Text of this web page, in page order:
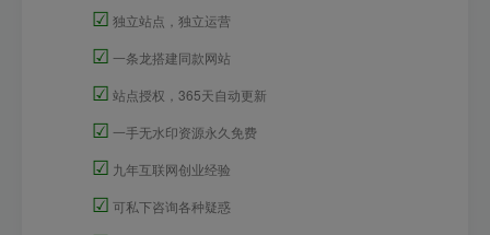
☑ 独立站点，独立运营
☑ 一条龙搭建同款网站
☑ 站点授权，365天自动更新
☑ 一手无水印资源永久免费
☑ 九年互联网创业经验
☑ 可私下咨询各种疑惑